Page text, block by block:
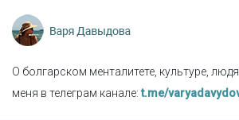
О болгарском менталитете, культуре,
меня в телеграм канале:t.me/